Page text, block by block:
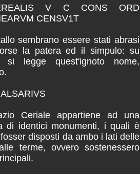
V C CONS ORD
CENSV1T
sembrano essere stati abrasi
la patera ed il simpulo: su
legge quest'ignoto nome,
Ceriale appartiene ad una
di identici monumenti, i quali è
disposti da ambo i lati delle
terme, ovvero sostenessero